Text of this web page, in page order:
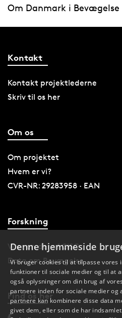
Om Danmark i Bevægelse
Kontakt
Kontakt projektlederne
Skriv til os her
Om os
Om projektet
Hvem er vi?
CVR-NR: 29283958 · EAN
Forskning
Vi er en del af CISC
Data om Bevægelse
Find os her
Denne hjemmeside
Vi bruger cookies til at tilpasse vores
funktioner til sociale medier og til at
også oplysninger om din brug af
partnere inden for sociale medier og
partnere kan kombinere disse data
givet dem, eller som de har